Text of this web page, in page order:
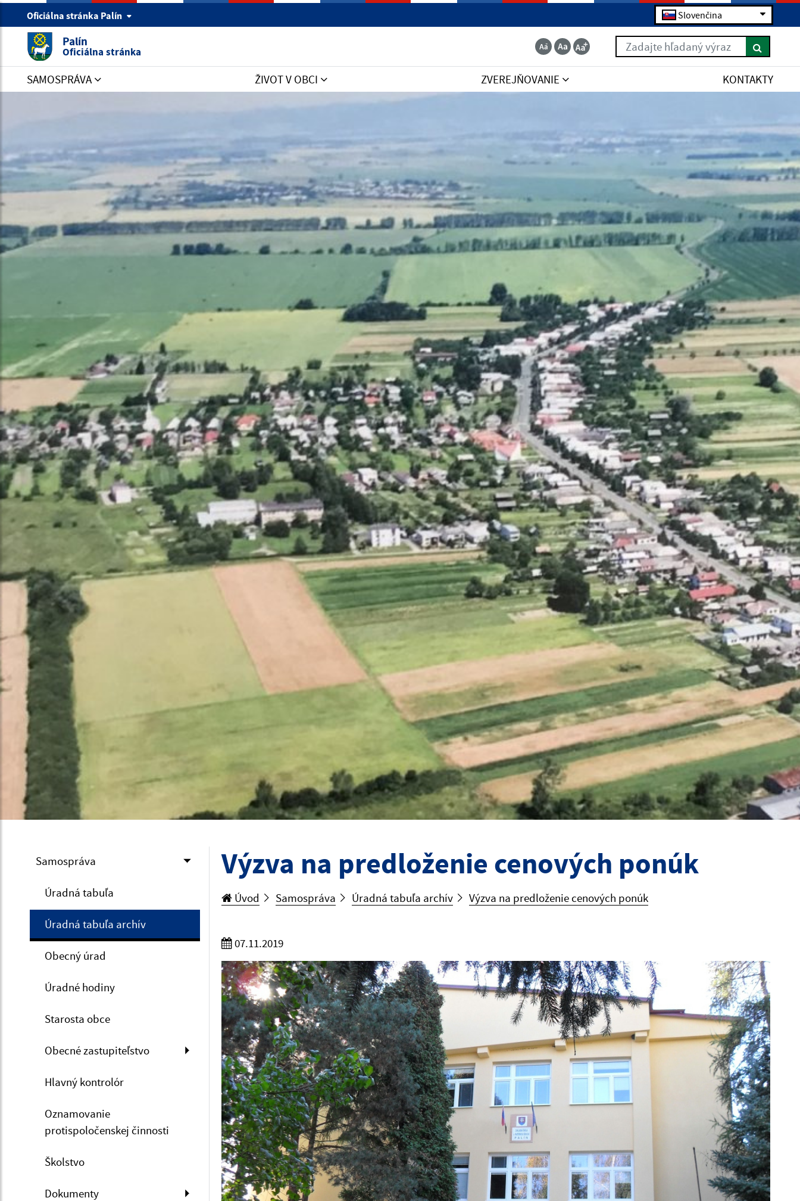
Oficiálna stránka Palín Slovenčina
Palín
Oficiálna stránka
Zadajte hľadaný výraz
SAMOSPRÁVA ŽIVOT V OBCI ZVEREJŇOVANIE KONTAKTY
Samospráva
Úradná tabuľa
Úradná tabuľa archív
Obecný úrad
Úradné hodiny
Starosta obce
Obecné zastupiteľstvo
Hlavný kontrolór
Oznamovanie
protispoločenskej činnosti
Školstvo
Dokumenty
Výzva na predloženie cenových ponúk
Úvod Samospráva Úradná tabuľa archív Výzva na predloženie cenových ponúk
07.11.2019